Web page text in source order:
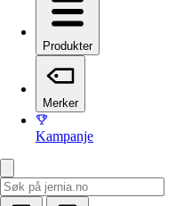
Produkter
Merker
Kampanje